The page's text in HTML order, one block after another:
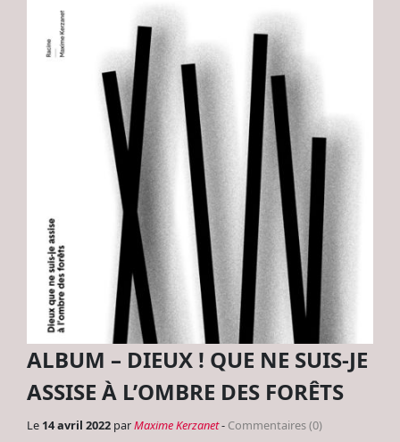
ALBUM – DIEUX ! QUE NE SUIS-JE
ASSISE À L’OMBRE DES FORÊTS
Le 14 avril 2022 parMaxime Kerzanet- Commentaires (0)